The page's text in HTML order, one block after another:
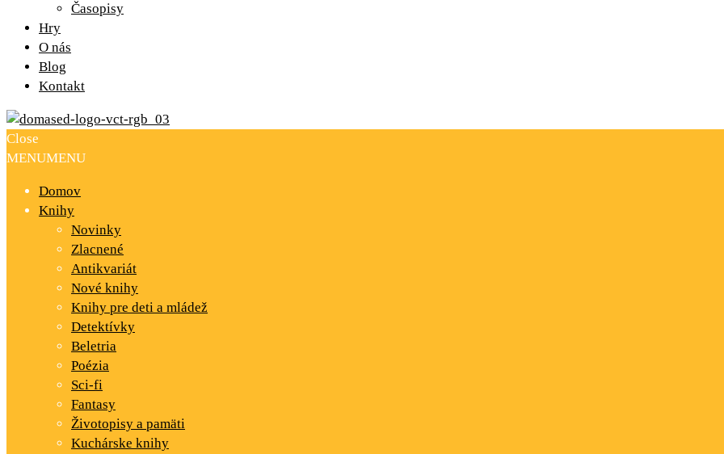
Časopisy
Hry
O nás
Blog
Kontakt
Close
MENUMENU
Domov
Knihy
Novinky
Zlacnené
Antikvariát
Nové knihy
Knihy pre deti a mládež
Detektívky
Beletria
Poézia
Sci-fi
Fantasy
Životopisy a pamäti
Kuchárske knihy